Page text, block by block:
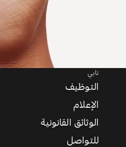
تابي
التوظيف
الإعلام
الوثائق القانونية
للتواصل